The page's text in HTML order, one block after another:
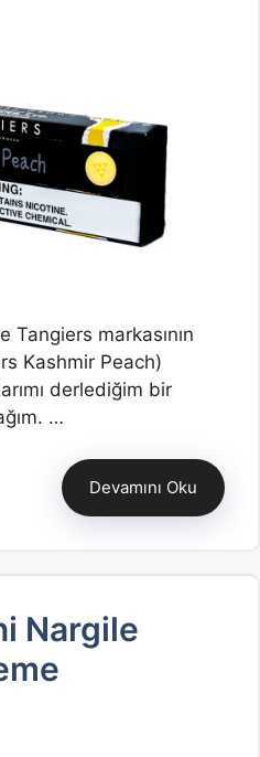
Tangiers markasının
Kashmir Peach)
derlediğim bir
…
Devamını Oku
Nargile